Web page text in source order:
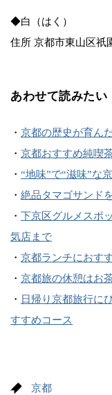
◆白（はく）
住所 京都市東山区祇
あわせて読みたい
・ 京都の歴史が育ん
・ 京都おすすめ純喫
・ “地味”で“滋味”な
・ 絶品タマゴサンド
・ 下京区グルメスポ
気店まで
・ 京都ランチにおす
・ 京都旅の休憩はお
・ 日帰り京都旅行に
すすめコース
京都